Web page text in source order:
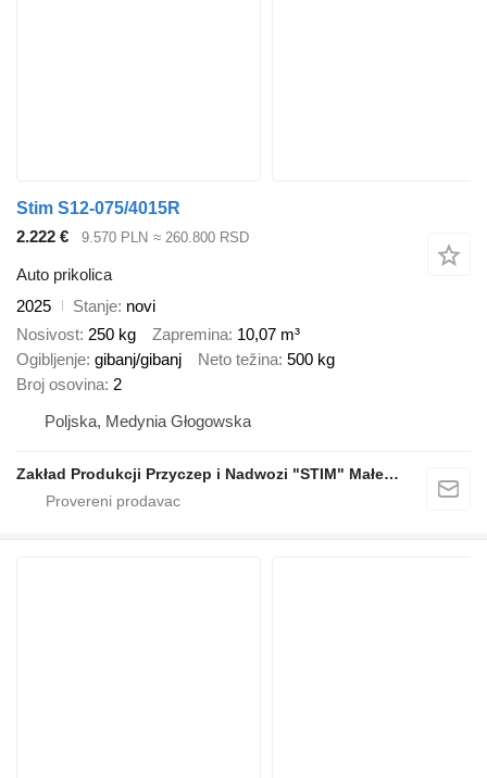
Stim S12-075/4015R
2.222 €
9.570 PLN ≈ 260.800 RSD
Auto prikolica
2025
Stanje novi
Nosivost 250 kg Zapremina 10,07 m³
Ogibljenje gibanj/gibanj Neto težina 500 kg
Broj osovina 2
Poljska, Medynia Głogowska
Zakład Produkcji Przyczep i Nadwozi "STIM" Małecki s.j.